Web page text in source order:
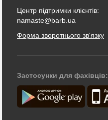
Центр підтримки клієнтів:
namaste@barb.ua
Форма зворотнього зв'язку
Застосунки для фахівців: